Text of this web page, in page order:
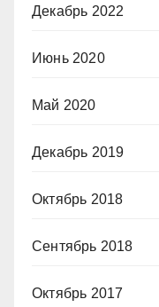
Декабрь 2022
Июнь 2020
Май 2020
Декабрь 2019
Октябрь 2018
Сентябрь 2018
Октябрь 2017